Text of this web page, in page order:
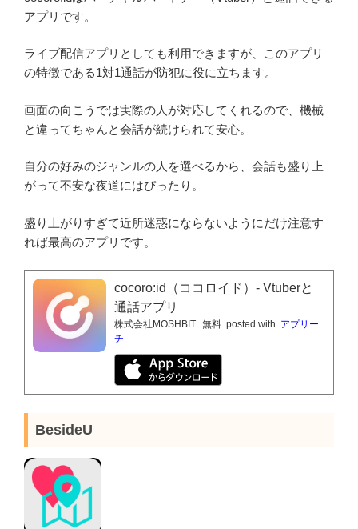
アプリです。
ライブ配信アプリとしても利用できますが、このアプリ
の特徴である1対1通話が防犯に役に立ちます。
画面の向こうでは実際の人が対応してくれるので、機械
と違ってちゃんと会話が続けられて安心。
自分の好みのジャンルの人を選べるから、会話も盛り上
がって不安な夜道にはぴったり。
盛り上がりすぎて近所迷惑にならないようにだけ注意す
れば最高のアプリです。
cocoro:id（ココロイド）- Vtuberと
通話アプリ
株式会社MOSHBIT. 無料 posted with アプリー
チ
BesideU